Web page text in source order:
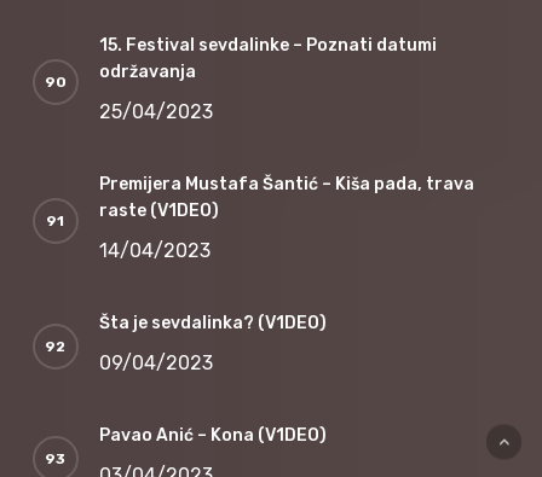
15. Festival sevdalinke – Poznati datumi
održavanja
25/04/2023
Premijera Mustafa Šantić – Kiša pada, trava
raste (V1DEO)
14/04/2023
Šta je sevdalinka? (V1DEO)
09/04/2023
Pavao Anić – Kona (V1DEO)